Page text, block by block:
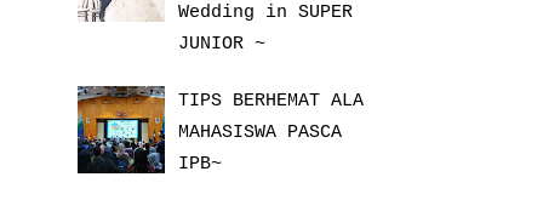
Wedding in SUPER
JUNIOR ~
TIPS BERHEMAT ALA
MAHASISWA PASCA
IPB~